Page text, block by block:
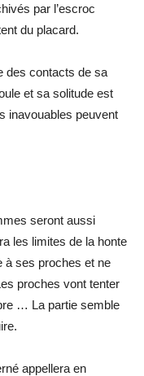
par l’escroc
du placard.
des contacts de sa
et sa solitude est
inavouables peuvent
seront aussi
les limites de la honte
à ses proches et ne
proches vont tenter
… La partie semble
appellera en